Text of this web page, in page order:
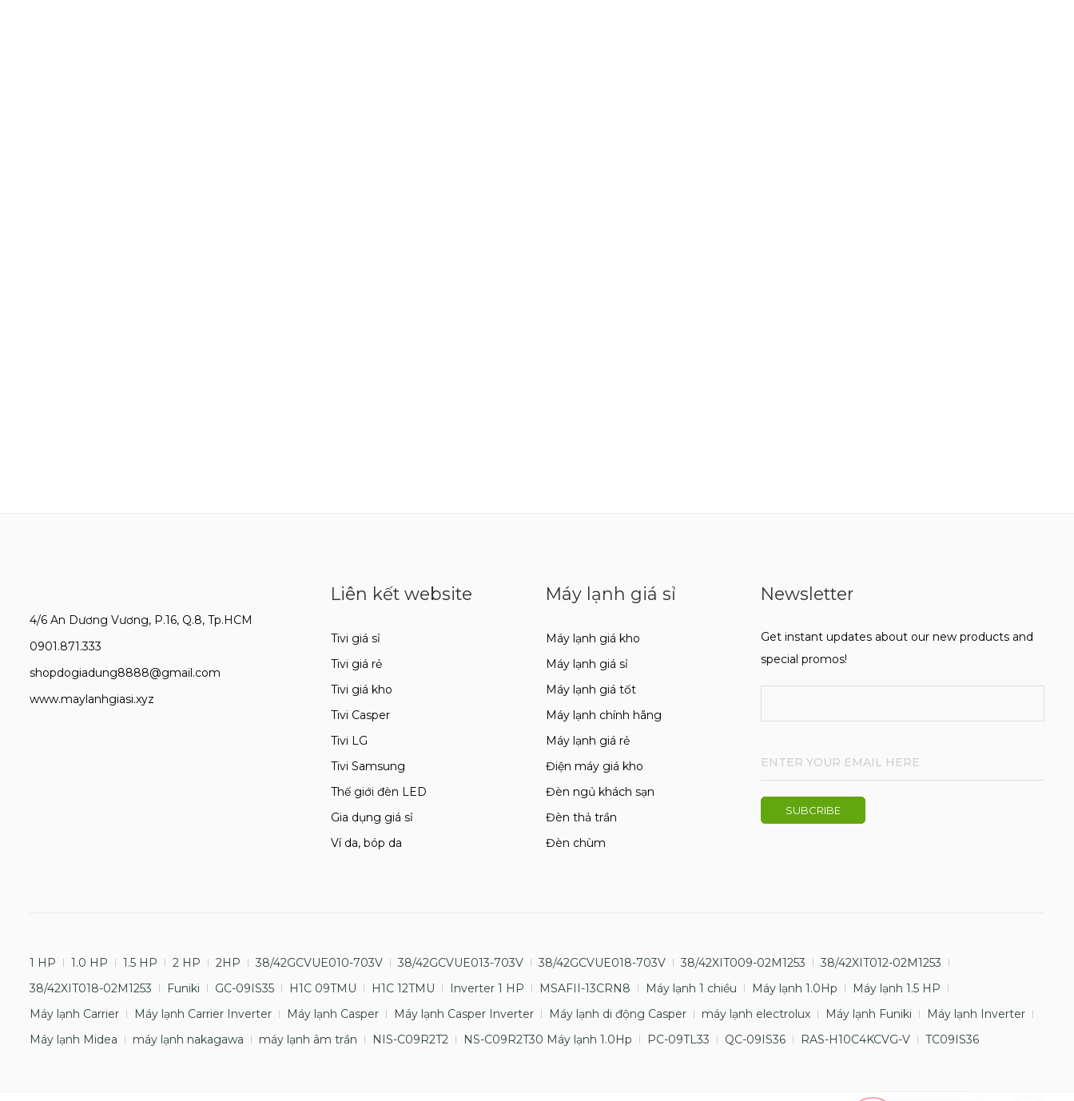
4/6 An Dương Vương, P.16, Q.8, Tp.HCM
0901.871.333
shopdogiadung8888@gmail.com
www.maylanhgiasi.xyz
Liên kết website
Tivi giá sỉ
Tivi giá rẻ
Tivi giá kho
Tivi Casper
Tivi LG
Tivi Samsung
Thế giới đèn LED
Gia dụng giá sỉ
Ví da, bóp da
Máy lạnh giá sỉ
Máy lạnh giá kho
Máy lạnh giá sỉ
Máy lạnh giá tốt
Máy lạnh chính hãng
Máy lạnh giá rẻ
Điện máy giá kho
Đèn ngủ khách sạn
Đèn thả trần
Đèn chùm
Newsletter
Get instant updates about our new products and
special promos!
1 HP 1.0 HP 1.5 HP 2 HP 2HP 38/42GCVUE010-703V 38/42GCVUE013-703V 38/42GCVUE018-703V 38/42XIT009-02M1253
38/42XIT012-02M1253
38/42XIT018-02M1253
Funiki GC-09IS35 H1C 09TMU H1C 12TMU Inverter 1 HP MSAFII-13CRN8 Máy lạnh 1 chiều Máy lạnh 1.0Hp
Máy lạnh 1.5 HP
Máy lạnh Carrier
Máy lạnh Carrier Inverter Máy lạnh Casper Máy lạnh Casper Inverter Máy lạnh di động Casper máy lạnh electrolux Máy lạnh Funiki
Máy lạnh Inverter
Máy lạnh Midea
máy lạnh nakagawa máy lạnh âm trần NIS-C09R2T2 NS-C09R2T30 Máy lạnh 1.0Hp PC-09TL33 QC-09IS36 RAS-H10C4KCVG-V TC09IS36